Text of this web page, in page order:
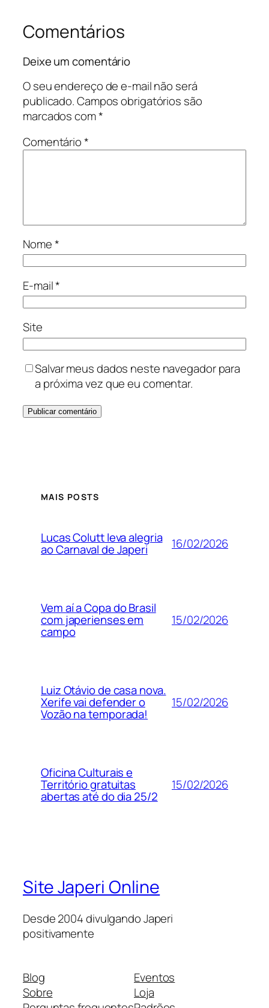
Comentários
Deixe um comentário
O seu endereço de e-mail não será
publicado.Campos obrigatórios são
marcados com*
Comentário*
Nome*
E-mail*
Site
Salvar meus dados neste navegador para
a próxima vez que eu comentar.
MAIS POSTS
Lucas Colutt leva alegria
ao Carnaval de Japeri 16/02/2026
Vem aí a Copa do Brasil
com japerienses em
campo
15/02/2026
Luiz Otávio de casa nova.
Xerife vai defender o
Vozão na temporada!
15/02/2026
Oficina Culturais e
Território gratuitas
abertas até do dia 25/2
15/02/2026
Site Japeri Online
Desde 2004 divulgando Japeri
positivamente
Blog
Sobre
Eventos
Loja